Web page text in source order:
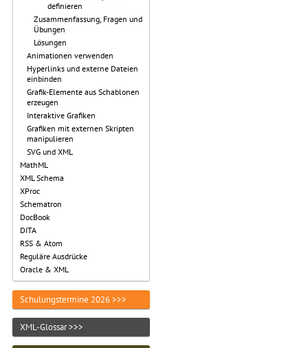
definieren
Zusammenfassung, Fragen und
Übungen
Lösungen
Animationen verwenden
Hyperlinks und externe Dateien
einbinden
Grafik-Elemente aus Schablonen
erzeugen
Interaktive Grafiken
Grafiken mit externen Skripten
manipulieren
SVG und XML
MathML
XML Schema
XProc
Schematron
DocBook
DITA
RSS & Atom
Reguläre Ausdrücke
Oracle & XML
Schulungstermine 2026 >>>
XML-Glossar >>>